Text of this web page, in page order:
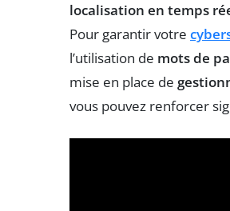
localisation en temps
Pour garantir votre
l’utilisation de mots de
mise en place de
vous pouvez renforcer